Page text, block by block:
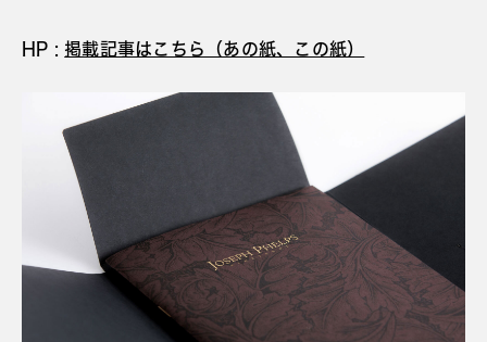
HP : 掲載記事はこちら（あの紙、この紙）